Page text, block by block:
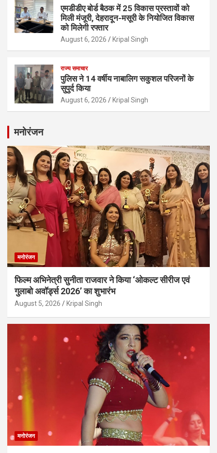
एमडीडीए बोर्ड बैठक में 25 विकास प्रस्तावों को
मिली मंजूरी, देहरादून-मसूरी के नियोजित विकास
को मिलेगी रफ्तार
August 6, 2026 Kripal Singh
राज्य समाचार
पुलिस ने 14 वर्षीय नाबालिग सकुशल परिजनों के
सुपुर्द किया
August 6, 2026 Kripal Singh
मनोरंजन
मनोरंजन
फिल्म अभिनेत्री सुनीता राजवार ने किया ‘ओकल्ट सीरीज एवं
गुलाबो अवॉर्ड्स 2026’ का शुभारंभ
August 5, 2026 Kripal Singh
मनोरंजन